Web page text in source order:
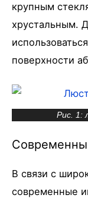
крупным
хрустальным.
поверхности
Рис. 1:
В связи с
современные